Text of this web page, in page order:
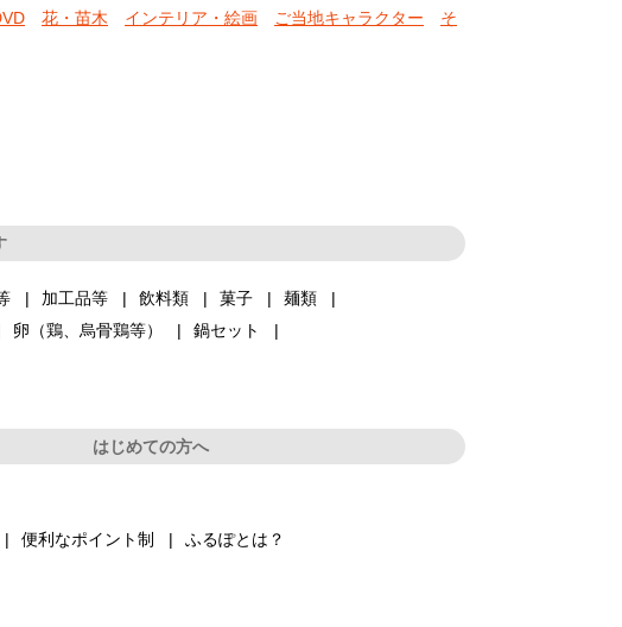
花・苗木 インテリア・絵画 ご当地キャラクター
そ
加工品等 飲料類 菓子
麺類
卵（鶏、烏骨鶏等）
鍋セット
はじめての方へ
便利なポイント制 ふるぽとは？